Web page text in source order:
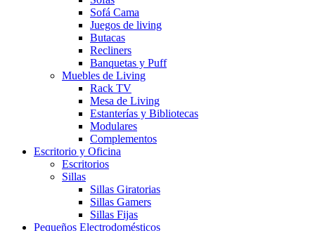
Sofá Cama
Juegos de living
Butacas
Recliners
Banquetas y Puff
Muebles de Living
Rack TV
Mesa de Living
Estanterías y Bibliotecas
Modulares
Complementos
Escritorio y Oficina
Escritorios
Sillas
Sillas Giratorias
Sillas Gamers
Sillas Fijas
Pequeños Electrodomésticos